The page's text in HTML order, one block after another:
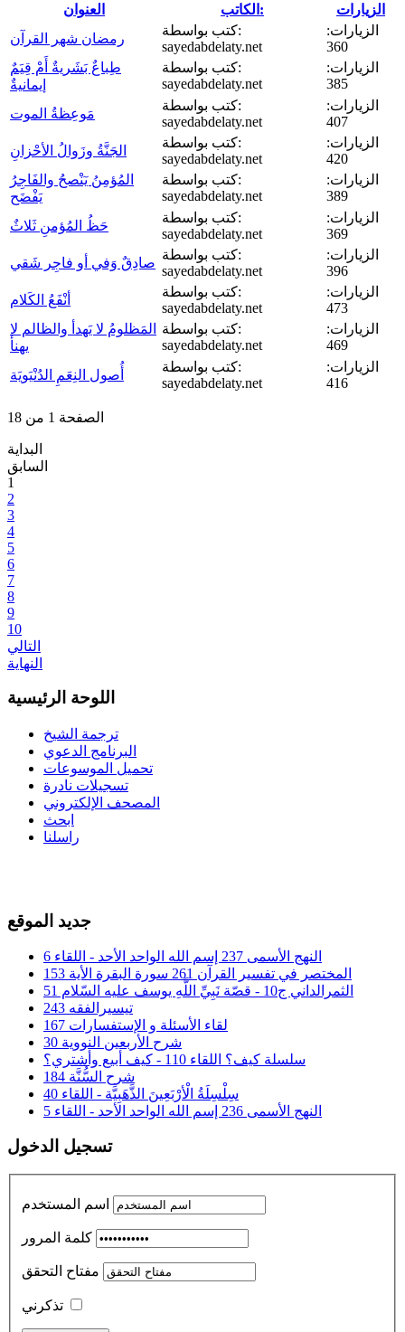
العنوان الكاتب:
الزيارات
رمضان شهر القرآن
كتب بواسطة:
sayedabdelaty.net
الزيارات:
360
طِباعٌ بَشَريةٌ أَمْ قِيَمٌ
إيمانيةٌ
كتب بواسطة:
sayedabdelaty.net
الزيارات:
385
مَوعِظةُ الموت
كتب بواسطة:
sayedabdelaty.net
الزيارات:
407
الجَنَّةُ وزَوالُ الأحْزانِ
كتب بواسطة:
sayedabdelaty.net
الزيارات:
420
المُؤمِنُ يٓنْصحُ والفَاجِرُ
يَفْضَح
كتب بواسطة:
sayedabdelaty.net
الزيارات:
389
حَظُ المُؤمنِ ثَلاثٌ
كتب بواسطة:
sayedabdelaty.net
الزيارات:
369
صادِقٌ وَفي أو فاجِر شَقي
كتب بواسطة:
sayedabdelaty.net
الزيارات:
396
أنْفَعُ الكَلام
كتب بواسطة:
sayedabdelaty.net
الزيارات:
473
المَظلومُ لا يَهدأ والظالم لا
يهنأ
كتب بواسطة:
sayedabdelaty.net
الزيارات:
469
أُصول النِعَمِ الدُنْيَويَة
كتب بواسطة:
sayedabdelaty.net
الزيارات:
416
الصفحة 1 من 18
البداية
السابق
1
2
3
4
5
6
7
8
9
10
التالي
النهاية
اللوحة الرئيسية
ترجمة الشيخ
البرنامج الدعوي
تحميل الموسوعات
تسجيلات نادرة
المصحف الإلكتروني
ابحث
راسلنا
جديد الموقع
النهج الأسمى 237 إسم الله الواحد الأحد - اللقاء 6
المختصر في تفسير القرآن 261 سورة البقرة الأية 153
الثمرالداني ج10 - قصّة نَبِيِّ اللَّهِ يوسف عليه السّلام 51
تيسيرالفقه 243
لقاء الأسئلة و الإستفسارات 167
شرح الأربعين النووية 30
سلسلة كيف؟ اللقاء 110 - كيف أبيع وأشتري؟
شرح السُّنَّة 184
سِلْسِلَةُ الْأرْبَعِينَ الذَّهَبِيَّة - اللقاء 40
النهج الأسمى 236 إسم الله الواحد الأحد - اللقاء 5
تسجيل الدخول
اسم المستخدم
كلمة المرور
مفتاح التحقق
تذكرني